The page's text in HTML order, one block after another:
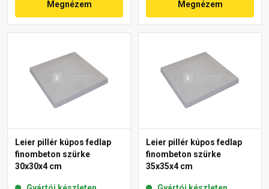
Megnézem Megnézem
Leier pillér kúpos fedlap
finombeton szürke
30x30x4 cm
Leier pillér kúpos fedlap
finombeton szürke
35x35x4 cm